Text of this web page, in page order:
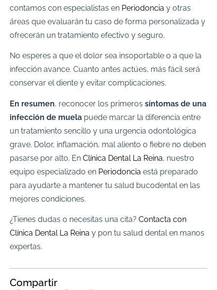
contamos con especialistas en Periodoncia y otras
áreas que evaluarán tu caso de forma personalizada y
ofrecerán un tratamiento efectivo y seguro.
No esperes a que el dolor sea insoportable o a que la
infección avance. Cuanto antes actúes, más fácil será
conservar el diente y evitar complicaciones.
En resumen, reconocer los primeros síntomas de una
infección de muela puede marcar la diferencia entre
un tratamiento sencillo y una urgencia odontológica
grave. Dolor, inflamación, mal aliento o fiebre no deben
pasarse por alto. En Clínica Dental La Reina, nuestro
equipo especializado en Periodoncia está preparado
para ayudarte a mantener tu salud bucodental en las
mejores condiciones.
¿Tienes dudas o necesitas una cita? Contacta con
Clínica Dental La Reina y pon tu salud dental en manos
expertas.
Compartir